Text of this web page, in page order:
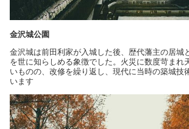
金沢城公園
金沢城は前田利家が入城した後、歴代藩主の居城
を世に知らしめる象徴でした。火災に数度苛まれ
いものの、改修を繰り返し、現代に当時の築城技
います